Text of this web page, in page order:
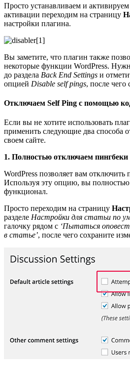
Просто устанавливаем и
активации переходим на страницу
настройки плагина.
Вы заметите, что плагин также
некоторые функции WordPress.
до раздела Back End Settings и
опцией Disable self pings, после чего
Отключаем Self Ping с помощью
Если вы не хотите использовать
применить следующие два способа
своем сайте.
1. Полностью отключаем пингбеки
WordPress позволяет вам отключить
Используя эту опцию, вы
функционал.
Просто переходим на страницу
разделе Настройки для статьи по
галочку рядом с ‘Пытаться
в статье’, после чего сохраните